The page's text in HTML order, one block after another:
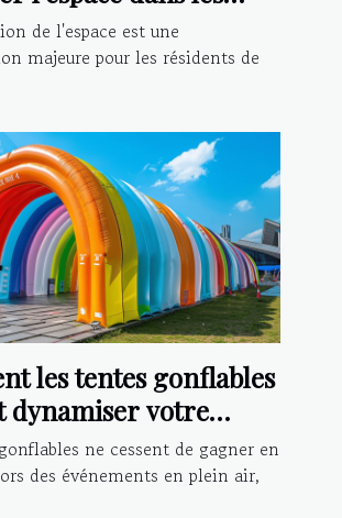
de l'espace est une
majeure pour les résidents de
les tentes gonflables
dynamiser votre
lors d'événements
ne cessent de gagner en
des événements en plein air,